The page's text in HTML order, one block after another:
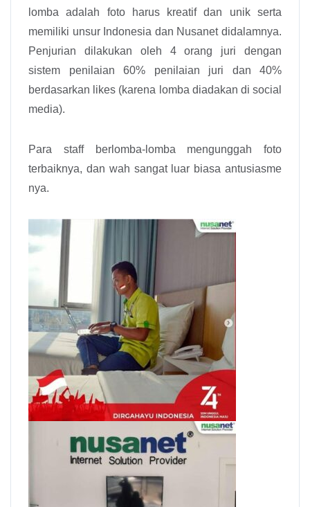
lomba adalah foto harus kreatif dan unik serta
memiliki unsur Indonesia dan Nusanet didalamnya.
Penjurian dilakukan oleh 4 orang juri dengan
sistem penilaian 60% penilaian juri dan 40%
berdasarkan likes (karena lomba diadakan di social
media).
Para staff berlomba-lomba mengunggah foto
terbaiknya, dan wah sangat luar biasa antusiasme
nya.